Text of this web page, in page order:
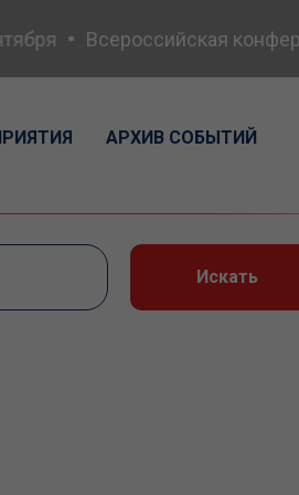
Всероссийская
АРХИВ СОБЫТИЙ
Искать